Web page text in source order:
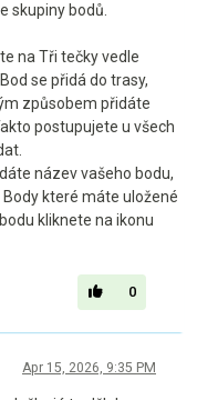
skupiny bodů.
na Tři tečky vedle
se přidá do trasy,
způsobem přidáte
postupujete u všech
název vašeho bodu,
které máte uložené
kliknete na ikonu
0
Apr 15, 2026, 9:35 PM